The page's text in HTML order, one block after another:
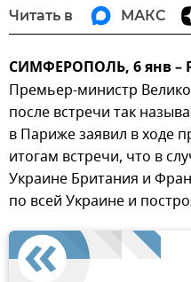
Читать в МАКС
СИМФЕРОПОЛЬ, 6 янв –
Премьер-министр
после встречи так
в Париже заявил в ходе
итогам встречи, что в
Украине Британия и
по всей Украине и